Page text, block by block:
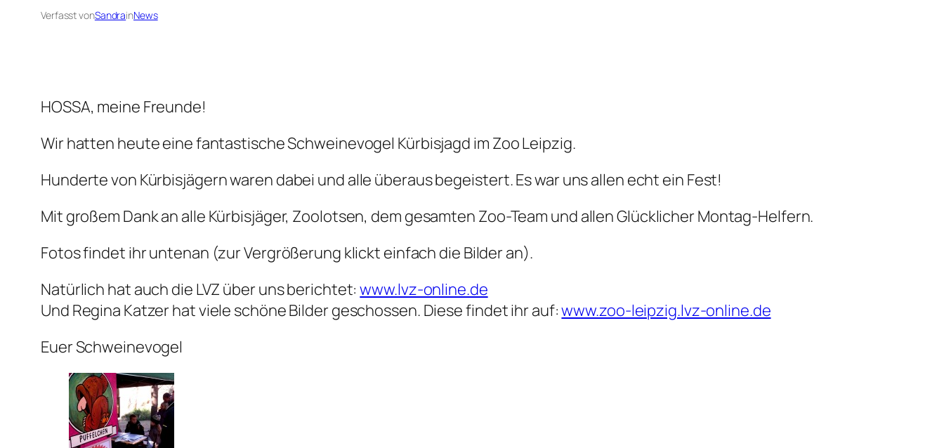
Verfasst vonSandrainNews
HOSSA, meine Freunde!
Wir hatten heute eine fantastische Schweinevogel Kürbisjagd im Zoo Leipzig.
Hunderte von Kürbisjägern waren dabei und alle überaus begeistert. Es war uns allen echt ein Fest!
Mit großem Dank an alle Kürbisjäger, Zoolotsen, dem gesamten Zoo-Team und allen Glücklicher Montag-Helfern.
Fotos findet ihr untenan (zur Vergrößerung klickt einfach die Bilder an).
Natürlich hat auch die LVZ über uns berichtet:www.lvz-online.de
Und Regina Katzer hat viele schöne Bilder geschossen. Diese findet ihr auf:www.zoo-leipzig.lvz-online.de
Euer Schweinevogel